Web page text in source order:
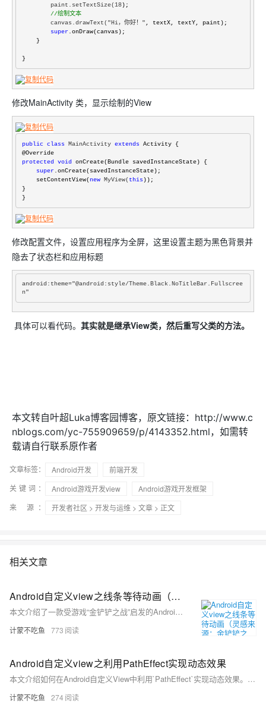
        paint.setTextSize(18
);
//绘制文本
        canvas.drawText("Hi，你好！"
, textX, textY, paint);
super .onDraw(canvas);
}
修改MainActivity 类，显示绘制的View
public class MainActivity extends Activity {
@Override
protected
void onCreate(Bundle savedInstanceState) {
super .onCreate(savedInstanceState);
    setContentView(
new MyView( this));
}
}
修改配置文件，设置应用程序为全屏，这里设置主题为黑色背景并
隐去了状态栏和应用标题
android:theme="@android:style/Theme.Black.NoTitleBar.Fullscree
n"
具体可以看代码。 其实就是继承View类，然后重写父类的方法。
本文转自叶超Luka博客园博客，原文链接：http://www.c
nblogs.com/yc-755909659/p/4143352.html，如需转
载请自行联系原作者
文章标签： Android开发
前端开发
关键词：
Android游戏开发view
Android游戏开发框架
来 源：
开发者社区 > 开发与运维 > 文章 > 正文
相关文章
Android自定义view之线条等待动画（灵感来源：金铲铲之战）
本文介绍了一款受游戏“金铲铲之战”启发的Android自定义View——线条等待动画的实现过程。通过将布局分为10份，利用`onSizeChanged`测量最小长度，并借助画笔绘制动态线条，实现渐变伸缩效果。动画逻辑通过四个变量控制线条的增长与回退，最终形成流畅的等待动画。代码中详细展示了画笔初始化、线条绘制及动画更新的核心步骤，并提供完整源码供参考。此动画适用于加载场景，提升用户体验。
计蒙不吃鱼 773
Android自定义view之利用PathEffect实现动态效果
本文介绍如何在Android自定义View中利用`PathEffect`实现动态效果。通过改变偏移量，结合`PathEffect`的子类（如`CornerPathEffect`、`DashPathEffect`、`PathDashPathEffect`等）实现路径绘制的动态变化。文章详细解析了各子类的功能与参数，并通过案例代码展示了如何使用`ComposePathEffect`组合效果，以及通过修改偏移量实现动画。最终效果为一个菱形图案沿路径运动，源码附于文末供参考。
计蒙不吃鱼 274